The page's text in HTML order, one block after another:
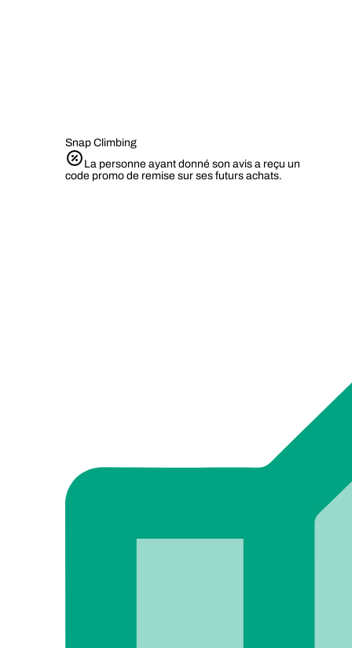
Snap Climbing
La personne ayant donné son avis a reçu un
code promo de remise sur ses futurs achats.